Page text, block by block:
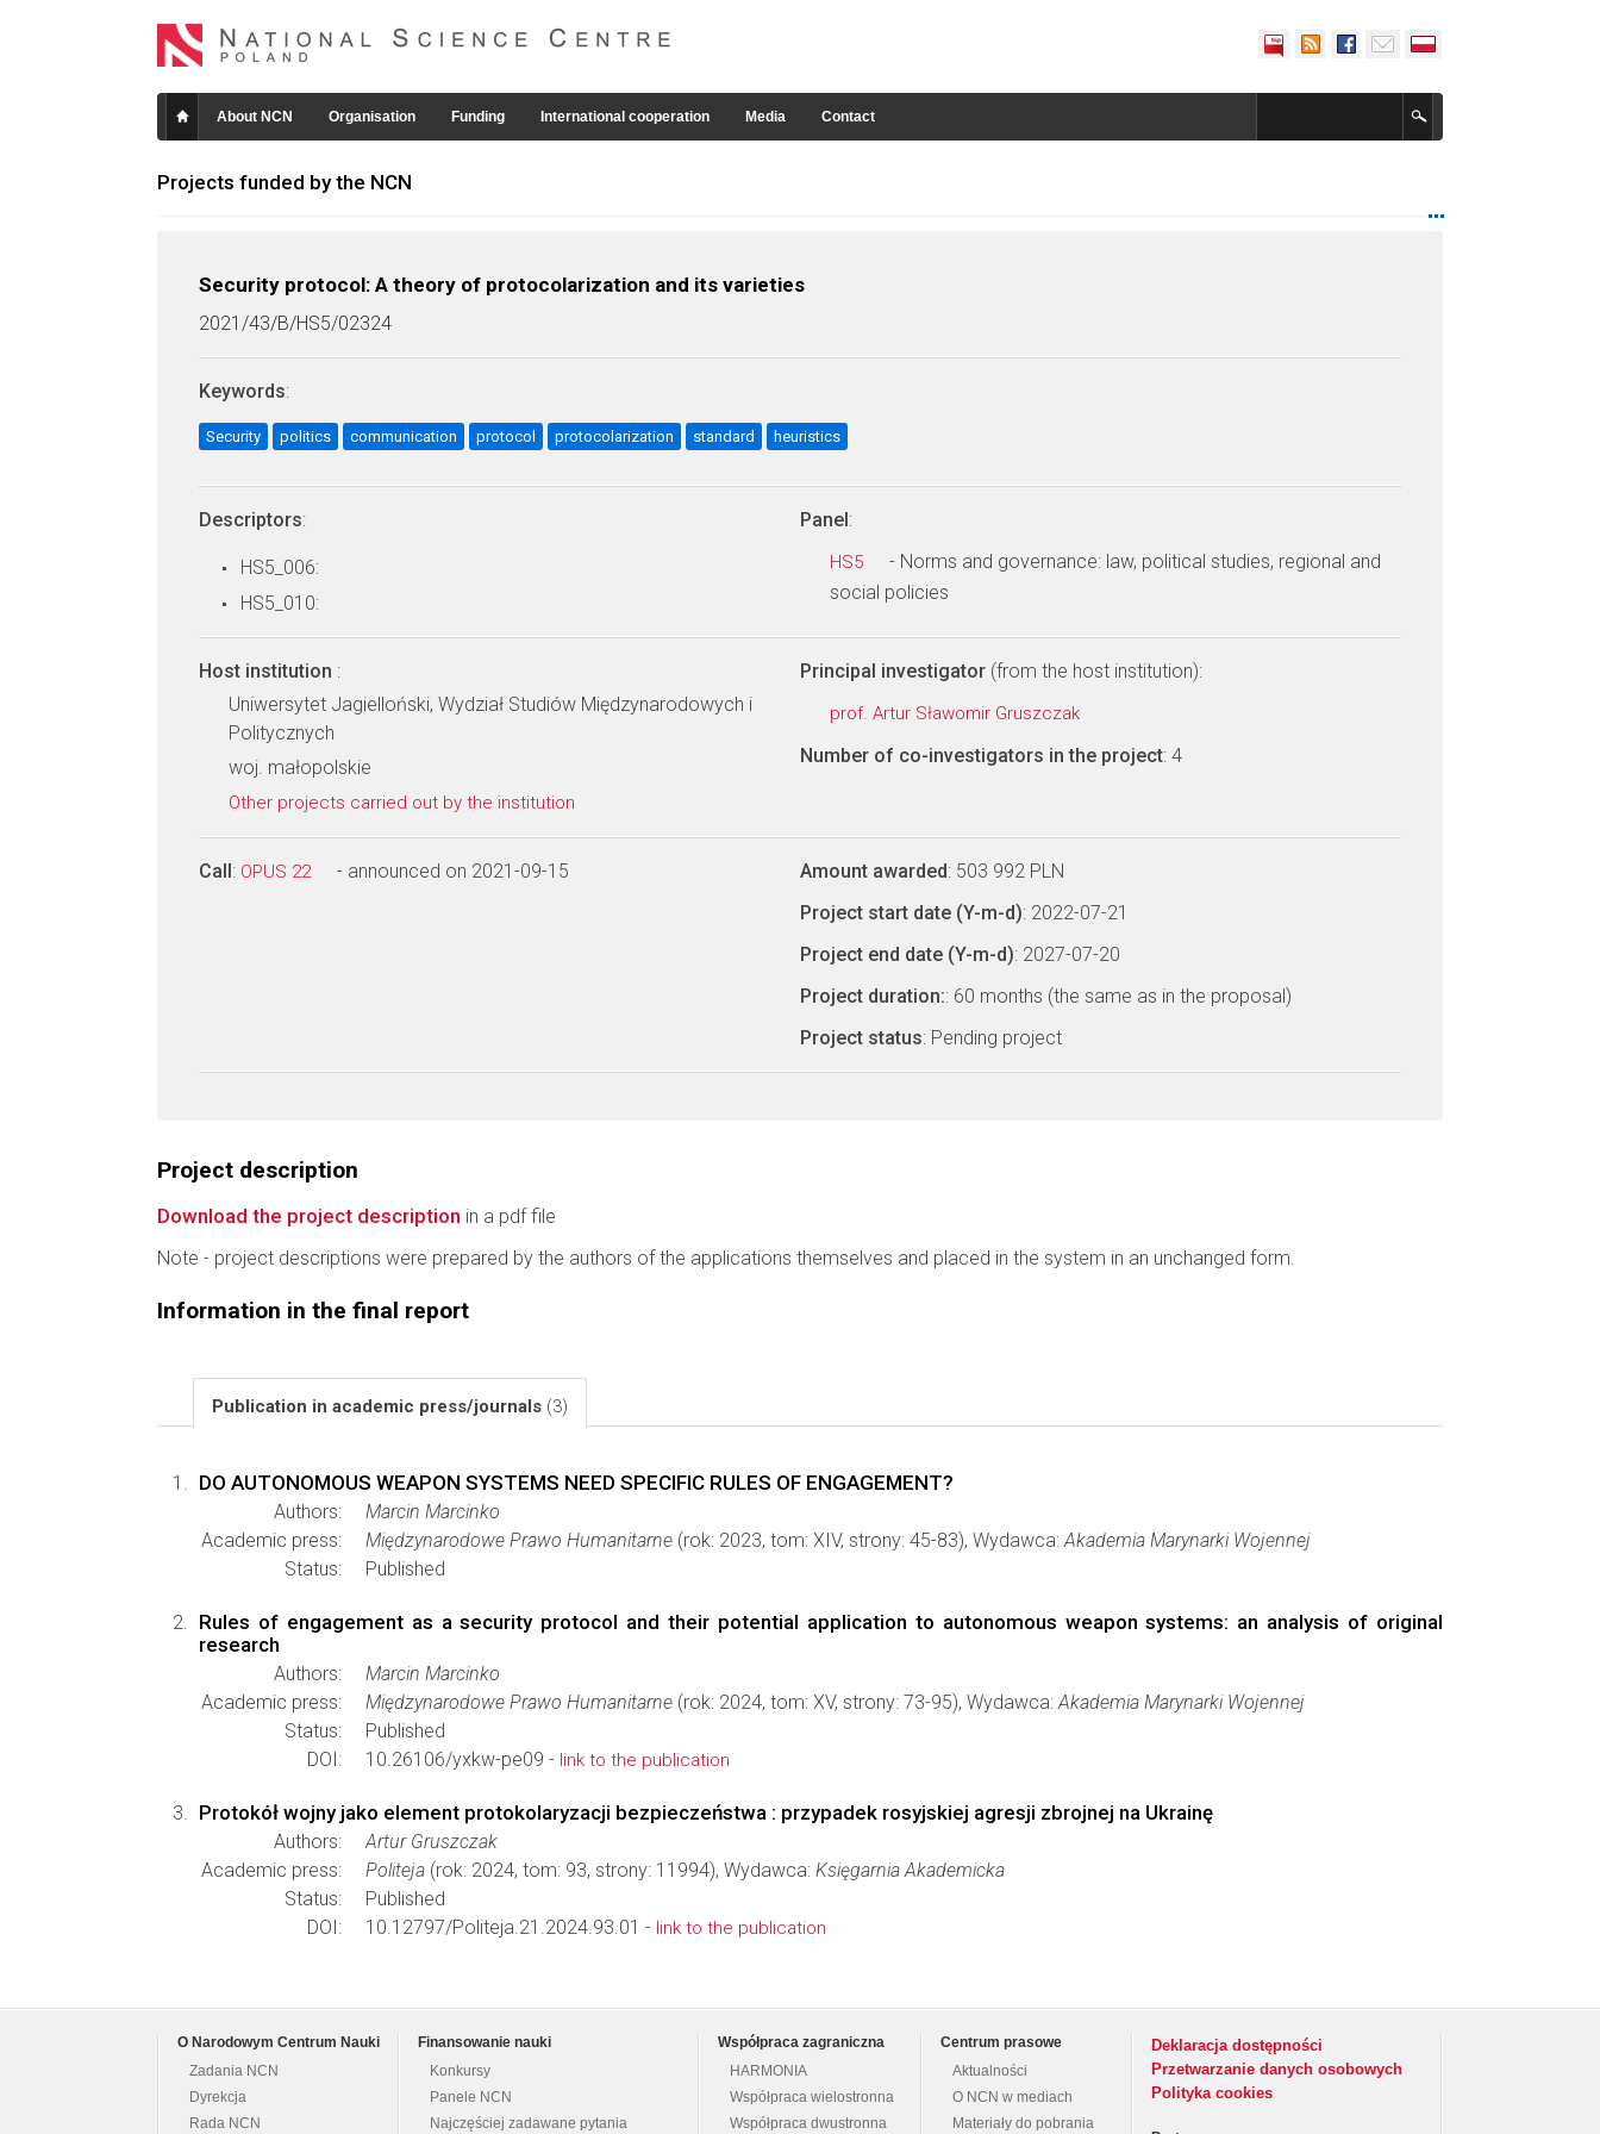
About NCN Organisation Funding International cooperation Media Contact
Projects funded by the NCN
Security protocol: A theory of protocolarization and its varieties
2021/43/B/HS5/02324
Keywords:
Security politics communication protocol protocolarization standard heuristics
Descriptors:
HS5_006:
HS5_010:
Panel:
HS5
- Norms and governance: law, political studies, regional and
social policies
Host institution :
Uniwersytet Jagielloński, Wydział Studiów Międzynarodowych i
Politycznych
woj. małopolskie
Other projects carried out by the institution
Principal investigator (from the host institution):
prof. Artur Sławomir Gruszczak
Number of co-investigators in the project: 4
Call: OPUS 22 - announced on 2021-09-15 Amount awarded: 503 992 PLN
Project start date (Y-m-d): 2022-07-21
Project end date (Y-m-d): 2027-07-20
Project duration:: 60 months (the same as in the proposal)
Project status: Pending project
Project description
Download the project description in a pdf file
Note - project descriptions were prepared by the authors of the applications themselves and placed in the system in an unchanged form.
Information in the final report
Publication in academic press/journals (3)
DO AUTONOMOUS WEAPON SYSTEMS NEED SPECIFIC RULES OF ENGAGEMENT?
Authors:
Marcin Marcinko
Academic press:
Międzynarodowe Prawo Humanitarne (rok: 2023, tom: XIV, strony: 45-83), Wydawca:Akademia Marynarki Wojennej
Status:
Published
Rules of engagement as a security protocol and their potential application to autonomous weapon systems: an analysis of original
research
Authors:
Marcin Marcinko
Academic press:
Międzynarodowe Prawo Humanitarne (rok: 2024, tom: XV, strony: 73-95), Wydawca:Akademia Marynarki Wojennej
Status:
Published
DOI:
10.26106/yxkw-pe09 - link to the publication
Protokół wojny jako element protokolaryzacji bezpieczeństwa : przypadek rosyjskiej agresji zbrojnej na Ukrainę
Authors:
Artur Gruszczak
Academic press:
Politeja (rok: 2024, tom: 93, strony: 11994), Wydawca: Księgarnia Akademicka
Status:
Published
DOI:
10.12797/Politeja.21.2024.93.01 - link to the publication
O Narodowym Centrum Nauki
Zadania NCN
Dyrekcja
Rada NCN
Finansowanie nauki
Konkursy
Panele NCN
Najczęściej zadawane pytania
Współpraca zagraniczna
HARMONIA
Współpraca wielostronna
Współpraca dwustronna
Centrum prasowe
Aktualności
O NCN w mediach
Materiały do pobrania
Deklaracja dostępności
Przetwarzanie danych osobowych
Polityka cookies